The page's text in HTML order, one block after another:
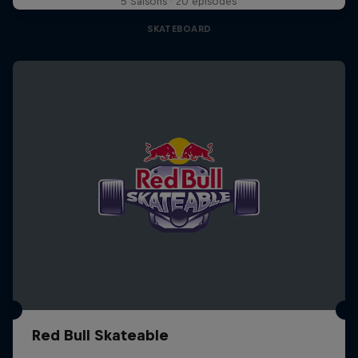
SKATEBOARD
Red Bull Skateable